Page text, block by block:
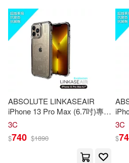
Schumacher-Gartner(48)
網路遊戲密技吱吱叫、網
者特攻作者群(48)
Mark(47)
Mon Sport Ma Passion(47)
Nasa(47)
青文(304) 人民出版
西安交通大學出版社(295)
北京科學技術出版社(289)
ABSOLUTE LINKASEAIR
iPhone 13 Pro Max (6.7吋)專用
電子蝕刻技術防摔抗變色抗菌
Max專用
3C
$740 $1890
子
專
3C
$